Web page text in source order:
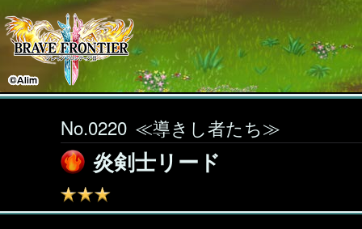
No.0220 ≪導きし者たち≫
炎剣士リード